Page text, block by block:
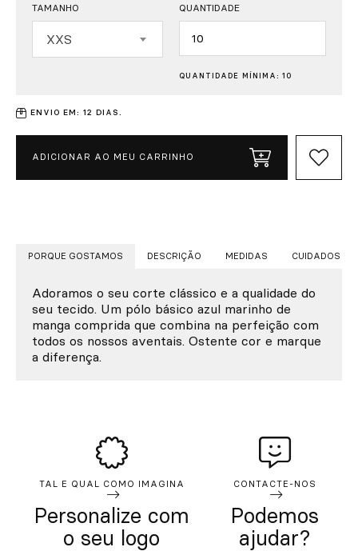
TAMANHO
XXS
QUANTIDADE
Quantidade
QUANTIDADE MÍNIMA: 10
ENVIO EM: 12 DIAS.
ADICIONAR AO MEU CARRINHO
PORQUE GOSTAMOS DESCRIÇÃO MEDIDAS CUIDADOS
Adoramos o seu corte clássico e a qualidade do
seu tecido. Um pólo básico azul marinho de
manga comprida que combina na perfeição com
todos os nossos aventais. Ostente cor e marque
a diferença.
TAL E QUAL COMO IMAGINA
Personalize com
o seu logo
CONTACTE-NOS
Podemos
ajudar?